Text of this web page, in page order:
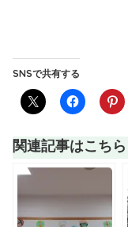
SNSで共有する
関連記事はこちら